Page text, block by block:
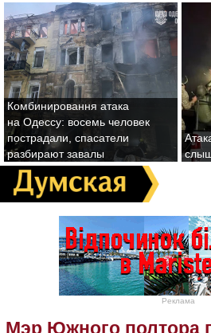
Комбинировання атака
на Одессу: восемь человек
пострадали, спасатели
разбирают завалы
Реклама
Мэр Южного полтора